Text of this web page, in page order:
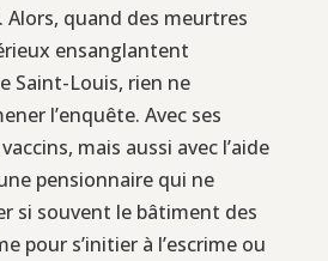
Alors, quand des meurtres
ensanglantent
Saint-Louis, rien ne
l’enquête. Avec ses
mais aussi avec l’aide
pensionnaire qui ne
si souvent le bâtiment des
pour s’initier à l’escrime ou